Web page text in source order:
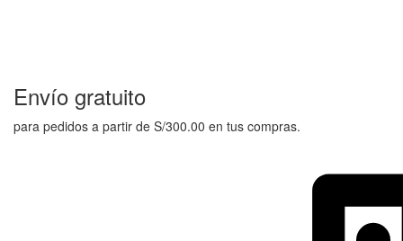
Envío gratuito
para pedidos a partir de S/300.00 en tus compras.